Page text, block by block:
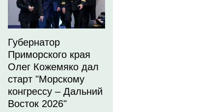
Губернатор
Приморского края
Олег Кожемяко дал
старт "Морскому
конгрессу – Дальний
Восток 2026"